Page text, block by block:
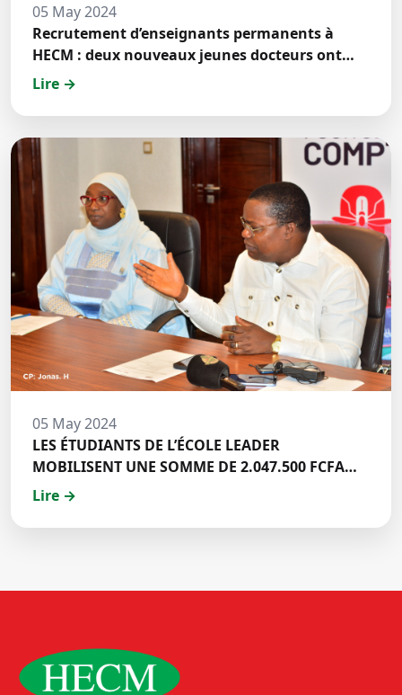
05 May 2024
Recrutement d’enseignants permanents à
HECM : deux nouveaux jeunes docteurs ont
prêté́ serment
Lire →
05 May 2024
LES ÉTUDIANTS DE L’ÉCOLE LEADER
MOBILISENT UNE SOMME DE 2.047.500 FCFA
POUR LE FONDS ZÉRO PALU:DISCOURS DE M.
DE HECM
Lire →